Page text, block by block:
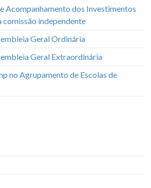
Acompanhamento dos Investimentos
comissão independente
Geral Ordinária
Geral Extraordinária
no Agrupamento de Escolas de